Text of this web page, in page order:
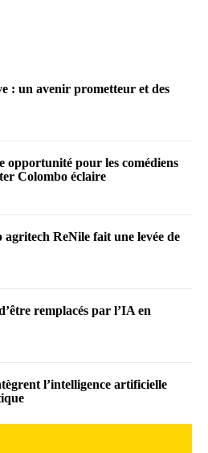
: un avenir prometteur et des
opportunité pour les comédiens
Colombo éclaire
ReNile fait une levée de
remplacés par l’IA en
l’intelligence artificielle